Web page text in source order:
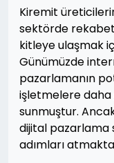
Kiremit
sektörde
kitleye ulaşmak
Günümüzde
pazarlamanın
işletmelere daha
sunmuştur.
dijital pazarlama
adımları